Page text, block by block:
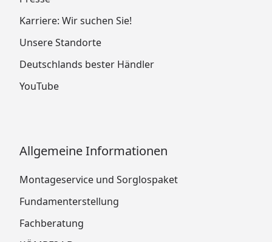
Karriere: Wir suchen Sie!
Unsere Standorte
Deutschlands bester Händler
YouTube
Allgemeine Informationen
Montageservice und Sorglospaket
Fundamenterstellung
Fachberatung